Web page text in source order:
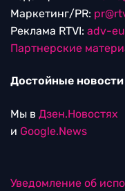
Маркетинг/PR:
Реклама RTVI: adv-
Партнерские
Достойные новости
Мы в Дзен.Новостях
и Google.News
Уведомление об